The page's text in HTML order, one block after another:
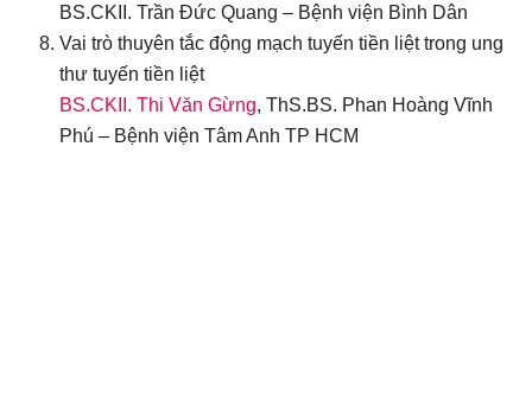
BS.CKII. Trần Đức Quang – Bệnh viện Bình Dân
Vai trò thuyên tắc động mạch tuyến tiền liệt trong ung
thư tuyến tiền liệt
BS.CKII. Thi Văn Gừng, ThS.BS. Phan Hoàng Vĩnh
Phú – Bệnh viện Tâm Anh TP HCM